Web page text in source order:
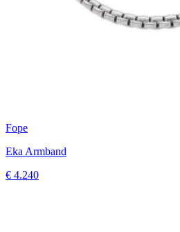
Fope
Eka Armband
€ 4.240